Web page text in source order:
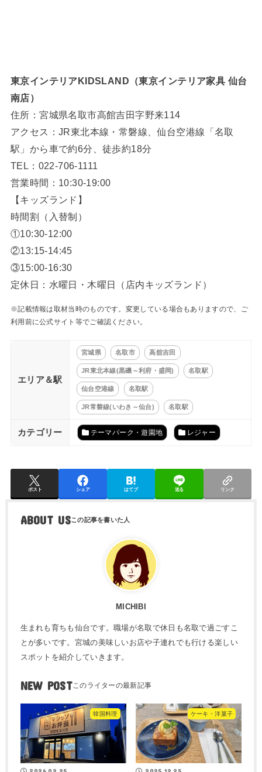
東京インテリアKIDSLAND（東京インテリア家具 仙台
南店）
住所：宮城県名取市高館吉田字野来114
アクセス：JR東北本線・常磐線、仙台空港線「名取
駅」から車で約6分、徒歩約18分
TEL：022-706-1111
営業時間：10:30-19:00
【キッズランド】
時間割（入替制）
①10:30-12:00
②13:15-14:45
③15:00-16:30
定休日：水曜日・木曜日（店内キッズランド）
※記載情報は取材当時のものです。変更している場合もありますので、ご
利用前に公式サイト等でご確認ください。
エリア＆駅
宮城県 名取市 高舘吉田
JR東北本線(黒磯～利府・盛岡) 名取駅
仙台空港線 名取駅
JR常磐線(いわき～仙台) 名取駅
カテゴリー テーマパーク・遊園地 レジャー
ポスト シェア はてブ 送る リンク
ABOUT US
MICHIBI
生まれも育ちも仙台です。職場が名取で休日も名取で過ごすこ
とが多いです。宮城の美味しいお店や子連れでも行ける楽しい
スポットを紹介していきます。
NEW POST
韓国料理 ケーキ・洋菓子